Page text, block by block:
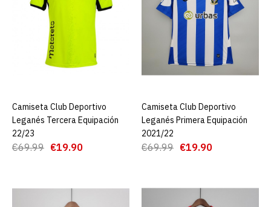
€89.00 €19.90
AGREGAR AL CARRO
ADD TO COMPARE
Camiseta C.D. Leganés
Tercera equipación 23/24
AGREGAR AL CARRO
AGREGAR AL CARRO
Camiseta Club Deportivo
Leganés Tercera Equipación
22/23
€69.99 €19.90
AGREGAR AL CARRO
Camiseta Club Deportivo
Leganés Primera Equipación
2021/22
€69.99 €19.90